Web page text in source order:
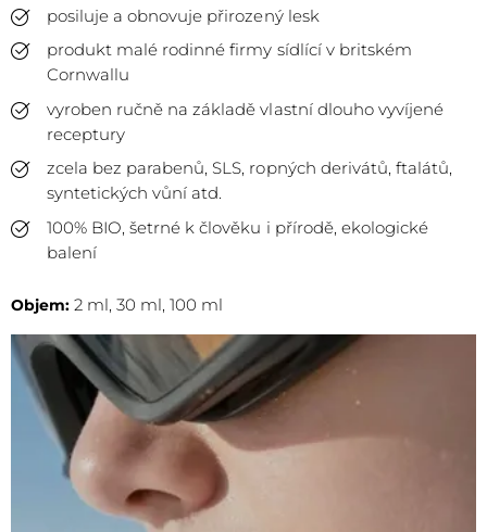
posiluje a obnovuje přirozený lesk
produkt malé rodinné firmy sídlící v britském
Cornwallu
vyroben ručně na základě vlastní dlouho vyvíjené
receptury
zcela bez parabenů, SLS, ropných derivátů, ftalátů,
syntetických vůní atd.
100% BIO, šetrné k člověku i přírodě, ekologické
balení
Objem: 2 ml, 30 ml, 100 ml